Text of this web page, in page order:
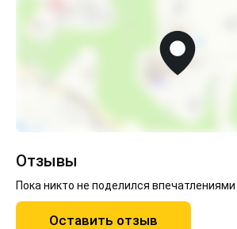
Отзывы
Пока никто не поделился
Оставить отзыв